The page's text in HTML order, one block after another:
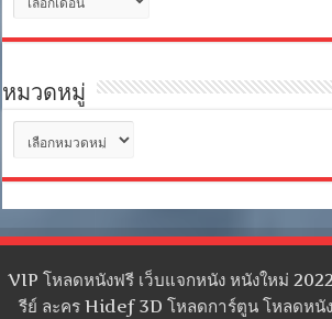
เก็บ
หมวดหมู่
หมู่
VIP โหลดหนังฟรี เว็บแจกหนัง หนังใหม่
รีย์ ละคร Hidef 3D โหลดการ์ตูน โหลดหนั